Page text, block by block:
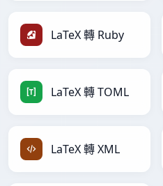
LaTeX 轉 Ruby
LaTeX 轉 TOML
LaTeX 轉 XML